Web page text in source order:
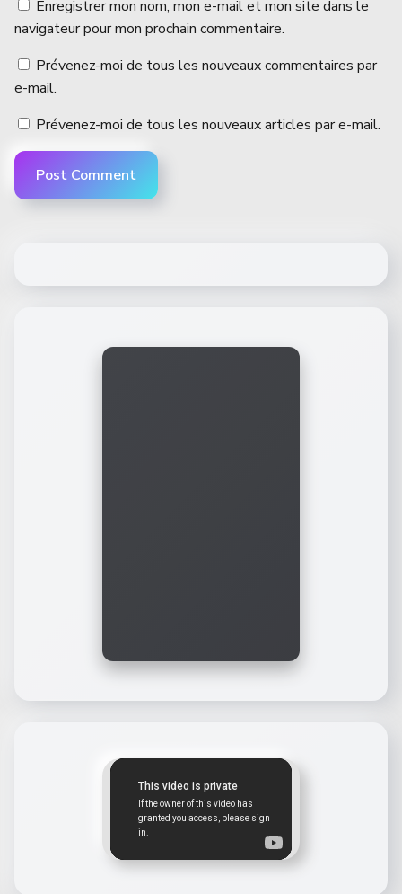
Enregistrer mon nom, mon e-mail et mon site dans le
navigateur pour mon prochain commentaire.
Prévenez-moi de tous les nouveaux commentaires par
e-mail.
Prévenez-moi de tous les nouveaux articles par e-mail.